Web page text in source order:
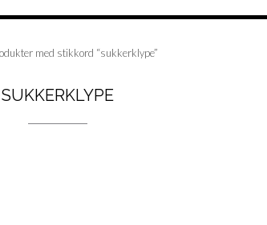
med stikkord “sukkerklype”
SUKKERKLYPE